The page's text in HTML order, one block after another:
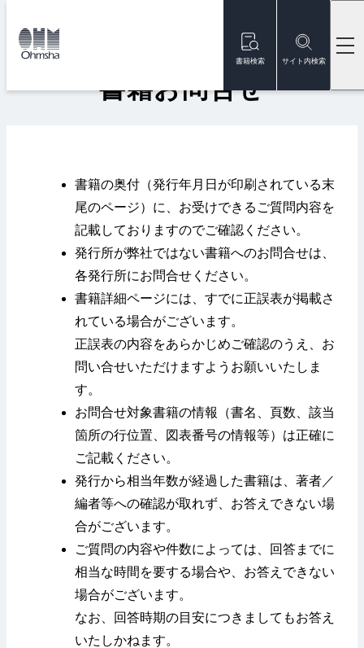
書籍検索 サイト内検索
トップ
書籍お問合せ
書籍の奥付（発行年月日が印刷されている末
尾のページ）に、お受けできるご質問内容を
記載しておりますのでご確認ください。
発行所が弊社ではない書籍へのお問合せは、
各発行所にお問合せください。
書籍詳細ページには、すでに正誤表が掲載さ
れている場合がございます。
正誤表の内容をあらかじめご確認のうえ、お
問い合せいただけますようお願いいたしま
す。
お問合せ対象書籍の情報（書名、頁数、該当
箇所の行位置、図表番号の情報等）は正確に
ご記載ください。
発行から相当年数が経過した書籍は、著者／
編者等への確認が取れず、お答えできない場
合がございます。
ご質問の内容や件数によっては、回答までに
相当な時間を要する場合や、お答えできない
場合がございます。
なお、回答時期の目安につきましてもお答え
いたしかねます。